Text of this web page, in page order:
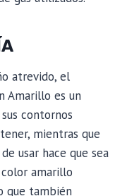
atrevido, el
Amarillo es un
contornos
mientras que
usar hace que sea
color amarillo
que también